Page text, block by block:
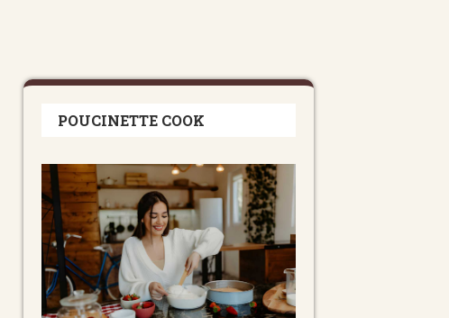
POUCINETTE COOK